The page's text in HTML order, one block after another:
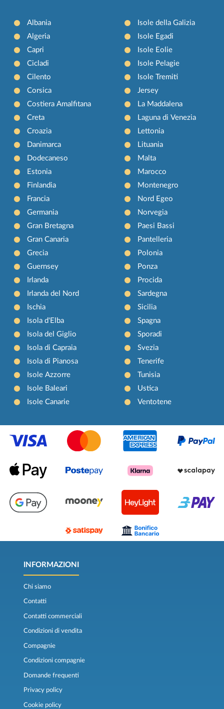
Albania
Algeria
Capri
Cicladi
Cilento
Corsica
Costiera Amalfitana
Creta
Croazia
Danimarca
Dodecaneso
Estonia
Finlandia
Francia
Germania
Gran Bretagna
Gran Canaria
Grecia
Guernsey
Irlanda
Irlanda del Nord
Ischia
Isola d'Elba
Isola del Giglio
Isola di Capraia
Isola di Pianosa
Isole Azzorre
Isole Baleari
Isole Canarie
Isole della Galizia
Isole Egadi
Isole Eolie
Isole Pelagie
Isole Tremiti
Jersey
La Maddalena
Laguna di Venezia
Lettonia
Lituania
Malta
Marocco
Montenegro
Nord Egeo
Norvegia
Paesi Bassi
Pantelleria
Polonia
Ponza
Procida
Sardegna
Sicilia
Spagna
Sporadi
Svezia
Tenerife
Tunisia
Ustica
Ventotene
INFORMAZIONI
Chi siamo
Contatti
Contatti commerciali
Condizioni di vendita
Compagnie
Condizioni compagnie
Domande frequenti
Privacy policy
Cookie policy